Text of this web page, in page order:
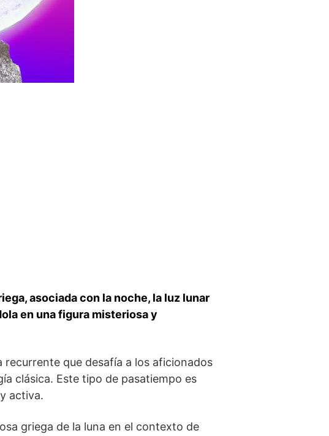
asociada con la ​noche, la luz ⁢lunar
en una figura misteriosa y
recurrente que desafía⁣ a los aficionados
clásica. Este tipo de ‌pasatiempo es
activa.
griega de la luna en el contexto de